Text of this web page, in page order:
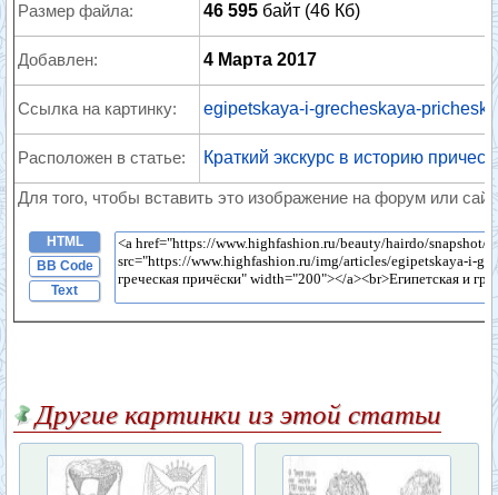
Размер файла: 46 595 байт (46 Кб)
Добавлен: 4 Марта 2017
Ссылка на картинку: egipetskaya-i-grecheskaya-
Расположен в статье: Краткий экскурс в историю
Для того, чтобы вставить это изображение на форум или
HTML
BB Code
Text
Другие картинки из этой статьи